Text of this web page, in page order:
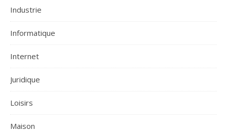
Industrie
Informatique
Internet
Juridique
Loisirs
Maison